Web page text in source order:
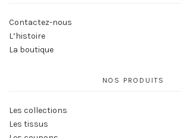
Contactez-nous
L’histoire
La boutique
NOS PRODUITS
Les collections
Les tissus